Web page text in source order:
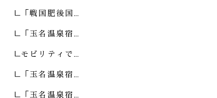
「戦国肥後国…
「玉名温泉宿…
モビリティで…
「玉名温泉宿…
「玉名温泉宿…